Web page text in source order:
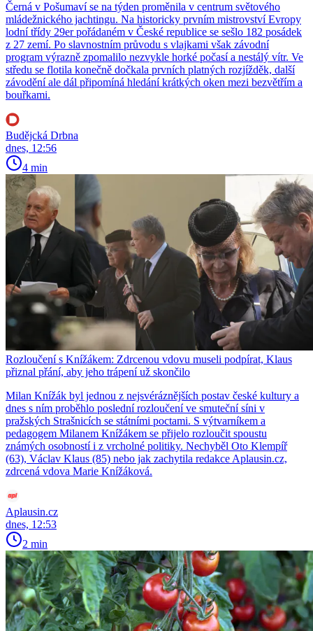
Černá v Pošumaví se na týden proměnila v centrum světového
mládežnického jachtingu. Na historicky prvním mistrovství Evropy
lodní třídy 29er pořádaném v České republice se sešlo 182 posádek
z 27 zemí. Po slavnostním průvodu s vlajkami však závodní
program výrazně zpomalilo nezvykle horké počasí a nestálý vítr. Ve
středu se flotila konečně dočkala prvních platných rozjížděk, další
závodění ale dál připomíná hledání krátkých oken mezi bezvětřím a
bouřkami.
Budějcká Drbna
dnes, 12:56
4 min
Rozloučení s Knížákem: Zdrcenou vdovu museli podpírat, Klaus
přiznal přání, aby jeho trápení už skončilo
Milan Knížák byl jednou z nejsvéráznějších postav české kultury a
dnes s ním proběhlo poslední rozloučení ve smuteční síni v
pražských Strašnicích se státními poctami. S výtvarníkem a
pedagogem Milanem Knížákem se přijelo rozloučit spoustu
známých osobností i z vrcholné politiky. Nechyběl Oto Klempíř
(63), Václav Klaus (85) nebo jak zachytila redakce Aplausin.cz,
zdrcená vdova Marie Knížáková.
Aplausin.cz
dnes, 12:53
2 min